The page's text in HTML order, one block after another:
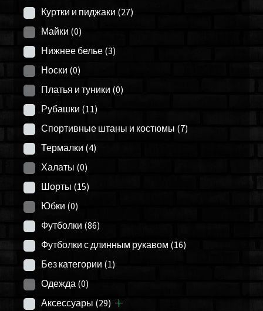
Куртки и пиджаки (27)
Майки (0)
Нижнее белье (3)
Носки (0)
Платья и туники (0)
Рубашки (11)
Спортивные штаны и костюмы (7)
Термалки (4)
Халаты (0)
Шорты (15)
Юбки (0)
Футболки (86)
Футболки с длинным рукавом (16)
Без категории (1)
Одежда (0)
Аксессуары (29)